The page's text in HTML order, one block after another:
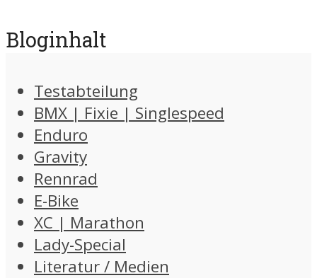
Bloginhalt
Testabteilung
BMX | Fixie | Singlespeed
Enduro
Gravity
Rennrad
E-Bike
XC | Marathon
Lady-Special
Literatur / Medien